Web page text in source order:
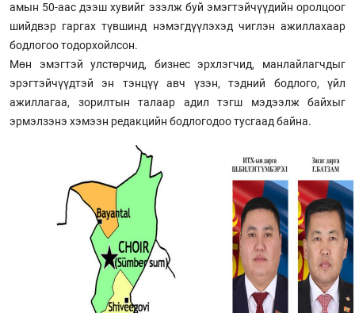
амын 50-аас дээш хувийг эзэлж буй эмэгтэйчүүдийн оролцоог
шийдвэр гаргах түвшинд нэмэгдүүлэхэд чиглэн ажиллахаар
бодлогоо тодорхойлсон.
Мөн эмэгтэй улстөрчид, бизнес эрхлэгчид, манлайлагчдыг
эрэгтэйчүүдтэй эн тэнцүү авч үзэн, тэдний бодлого, үйл
ажиллагаа, зорилтын талаар адил тэгш мэдээлж байхыг
эрмэлзэнэ хэмээн редакцийн бодлогодоо тусгаад байна.